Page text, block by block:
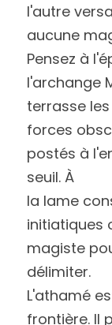
l'autre
aucune
Pensez à
l'archange
terrasse les
forces
postés à
seuil. À
la lame
initiatiques
magiste
délimiter.
L'athamé
frontière. Il